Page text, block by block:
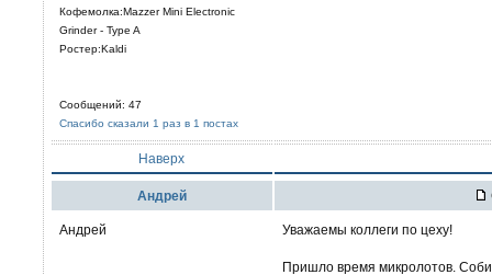
Кофемолка:Mazzer Mini Electronic
Grinder - Type A
Ростер:Kaldi
Сообщений: 47
Спасибо сказали 1 раз в 1 постах
Наверх
Aндрей
Андрей Уважаемы коллеги по цеху!
Пришло время микролотов.